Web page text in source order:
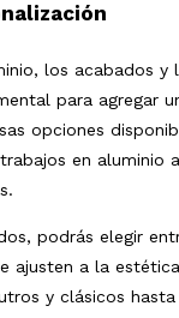
los acabados y
para agregar
opciones
en aluminio
podrás elegir
ajusten a la
y clásicos